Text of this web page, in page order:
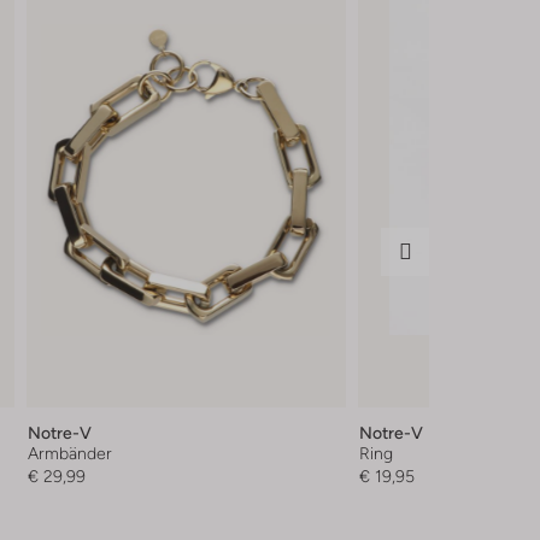
Notre-V
Armbänder
€ 29,99
Notre-V
Ring
€ 19,95